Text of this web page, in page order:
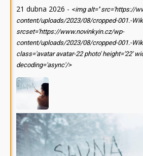
21 dubna 2026 - <img alt='' src='https://
content/uploads/2023/08/cropped-001.-
srcset='https://www.novinkyin.cz/wp-
content/uploads/2023/08/cropped-001.-
class='avatar avatar-22 photo' height='22'
decoding='async'/>